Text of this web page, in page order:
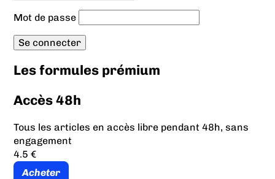
Mot de passe
Les formules prémium
Accès 48h
Tous les articles en accès libre pendant 48h, sans
engagement
4.5 €
Acheter